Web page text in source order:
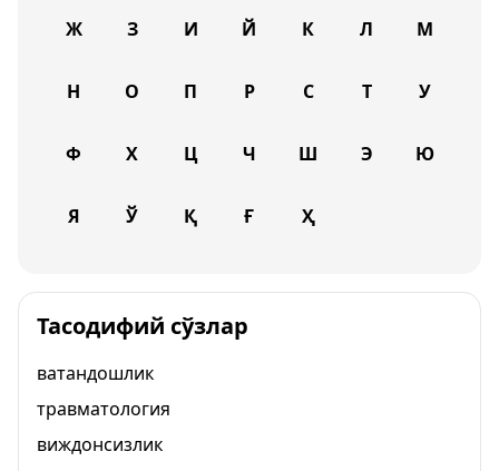
Ж З И Й К Л М
Н О П Р С Т У
Ф Х Ц Ч Ш Э Ю
Я Ў Қ Ғ Ҳ
Тасодифий сўзлар
ватандошлик
травматология
виждонсизлик